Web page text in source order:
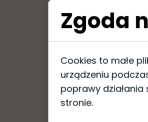
Zgoda
Cookies to małe
urządzeniu
poprawy
stronie.